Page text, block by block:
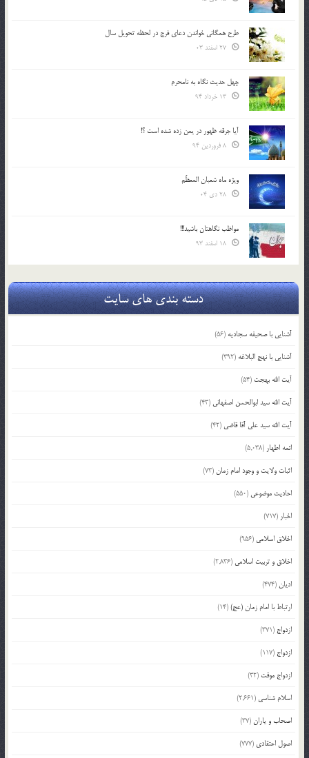
طرح همگانی خواندن دعای فرج در لحظه تحویل سال
چهل حدیث نگاه به نامحرم
آیا جرقه ظهور در یمن زده شده است ؟!
ویژه ماه شعبان المعظّم
مواظب نگاهتان باشید!!!
دسته بندی های سایت
آشنایی با صحیفه سجادیه (56)
آشنایی با نهج البلاغه (392)
آیت الله بهجت (54)
آیت الله سید ابوالحسن اصفهانی (43)
آیت الله سید علی آقا قاضی (42)
ائمه اطهار (5,038)
اثبات ولایت و وجود امام زمان(73)
احادیث موضوعی (550)
اخبار (717)
اخلاق اسلامی (956)
اخلاق و تربیت اسلامی (2,836)
ادیان(474)
ارتباط با امام زمان (عج)(14)
ازدواج (371)
ازدواج (117)
ازدواج موقت (32)
اسلام شناسی (2,661)
اصحاب و یاران(37)
اصول اعتقادی (777)